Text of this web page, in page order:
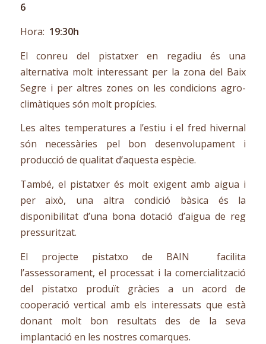
6
Hora: 19:30h
El conreu del pistatxer en regadiu és una
alternativa molt interessant per la zona del Baix
Segre i per altres zones on les condicions agro-
climàtiques són molt propícies.
Les altes temperatures a l’estiu i el fred hivernal
són necessàries pel bon desenvolupament i
producció de qualitat d’aquesta espècie.
També, el pistatxer és molt exigent amb aigua i
per això, una altra condició bàsica és la
disponibilitat d’una bona dotació d’aigua de reg
pressuritzat.
El projecte pistatxo de BAIN facilita
l’assessorament, el processat i la comercialització
del pistatxo produït gràcies a un acord de
cooperació vertical amb els interessats que està
donant molt bon resultats des de la seva
implantació en les nostres comarques.